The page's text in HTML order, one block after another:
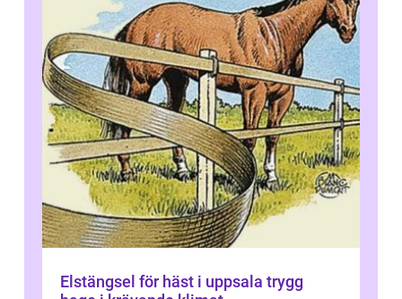
Elstängsel för häst i uppsala trygg